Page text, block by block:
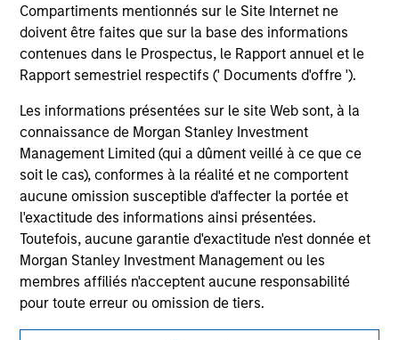
Compartiments mentionnés sur le Site Internet ne
doivent être faites que sur la base des informations
contenues dans le Prospectus, le Rapport annuel et le
Rapport semestriel respectifs (' Documents d'offre ').
Les informations présentées sur le site Web sont, à la
connaissance de Morgan Stanley Investment
Management Limited (qui a dûment veillé à ce que ce
soit le cas), conformes à la réalité et ne comportent
aucune omission susceptible d'affecter la portée et
l'exactitude des informations ainsi présentées.
Toutefois, aucune garantie d'exactitude n'est donnée et
Morgan Stanley Investment Management ou les
membres affiliés n'acceptent aucune responsabilité
pour toute erreur ou omission de tiers.
Morgan Stanley
Morgan Stanley Careers